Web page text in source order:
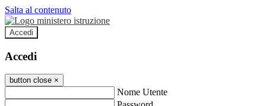
Salta al contenuto
Accedi
Accedi
button close ×
Nome Utente